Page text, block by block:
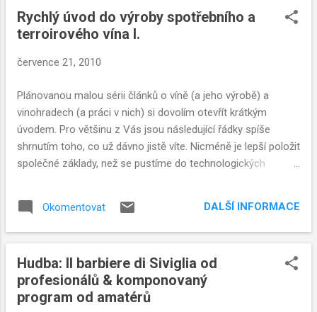
Rychlý úvod do výroby spotřebního a
terroirového vína I.
července 21, 2010
Plánovanou malou sérii článků o víně (a jeho výrobě) a
vinohradech (a práci v nich) si dovolím otevřít krátkým
úvodem. Pro většinu z Vás jsou následující řádky spíše
shrnutím toho, co už dávno jistě víte. Nicméně je lepší položit
společné základy, než se pustíme do technologických
zdravé hrozny. Jak se k nim lze dostat si povíme jindy, stejně
tak jako si později povíme, co dělat se surovinou, která není
snadno a rychle
Okomentovat DALŠÍ INFORMACE
Hudba: Il barbiere di Siviglia od
profesionálů & komponovaný
program od amatérů